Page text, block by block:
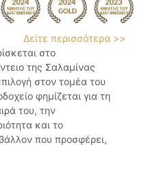
Δείτε περισσότερα >>
στο
της Σαλαμίνας
στον τομέα του
φημίζεται για τη
του, την
και το
που προσφέρει,